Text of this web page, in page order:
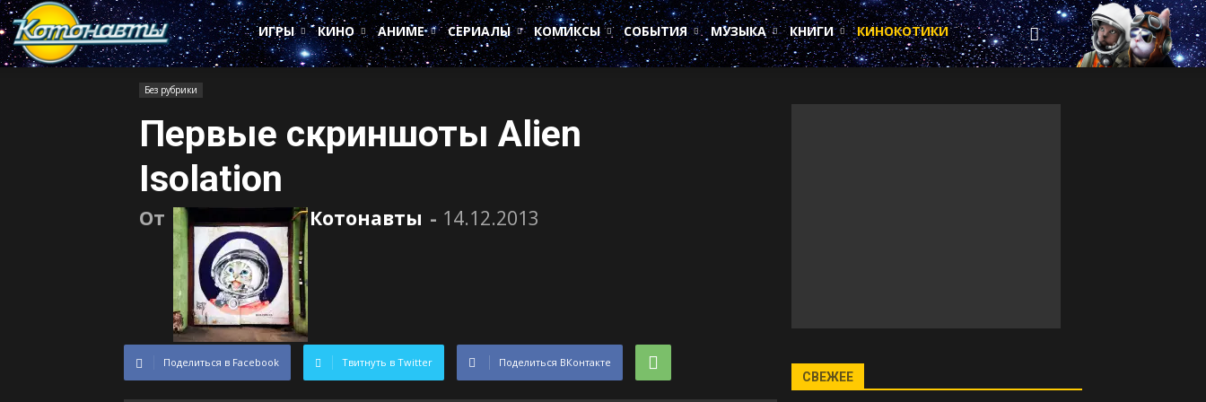
Котонавты
ИГРЫ
КИНО АНИМЕ СЕРИАЛЫ КОМИКСЫ СОБЫТИЯ МУЗЫКА КНИГИ КИНОКОТИКИ
Без рубрики
Первые скриншоты Alien
Isolation
От Котонавты - 14.12.2013
Поделиться в Facebook Твитнуть в Twitter Поделиться ВКонтакте
СВЕЖЕЕ